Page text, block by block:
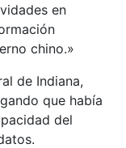
en
chino.»
de Indiana,
que había
del